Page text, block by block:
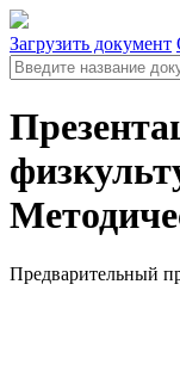
Загрузить документ
Предварительный